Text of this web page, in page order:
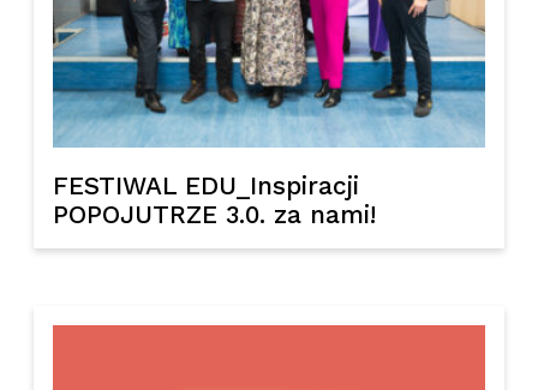
FESTIWAL EDU_Inspiracji
POPOJUTRZE 3.0. za nami!